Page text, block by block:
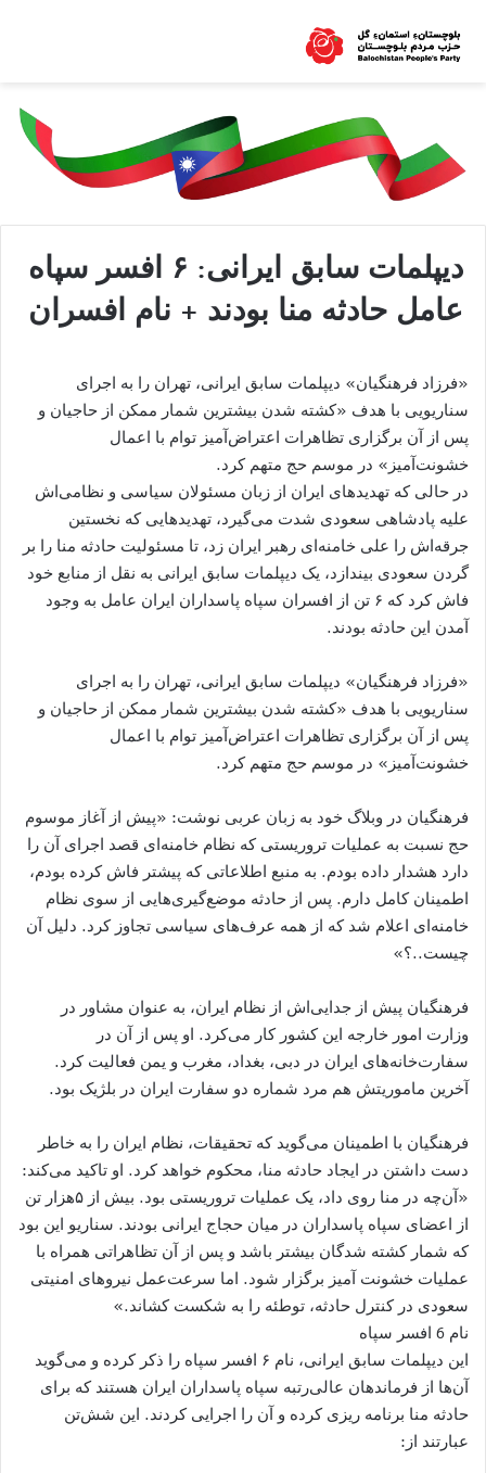
دیپلمات سابق ایرانی: ۶ افسر سپاه
عامل حادثه منا بودند + نام افسران
«فرزاد فرهنگیان» دیپلمات سابق ایرانی، تهران را به اجرای
سناریویی با هدف «کشته شدن بیشترین شمار ممکن از حاجیان و
پس از آن برگزاری تظاهرات اعتراض‌آمیز توام با اعمال
خشونت‌آمیز» در موسم حج متهم کرد.
در حالی که تهدیدهای ایران از زبان مسئولان سیاسی و نظامی‌اش
علیه پادشاهی سعودی شدت می‌گیرد، تهدیدهایی که نخستین
جرقه‌اش را علی خامنه‌ای رهبر ایران زد، تا مسئولیت حادثه منا را بر
گردن سعودی بیندازد، یک دیپلمات سابق ایرانی به نقل از منابع خود
فاش کرد که ۶ تن از افسران سپاه پاسداران ایران عامل به وجود
آمدن این حادثه بودند.
«فرزاد فرهنگیان» دیپلمات سابق ایرانی، تهران را به اجرای
سناریویی با هدف «کشته شدن بیشترین شمار ممکن از حاجیان و
پس از آن برگزاری تظاهرات اعتراض‌آمیز توام با اعمال
خشونت‌آمیز» در موسم حج متهم کرد.
فرهنگیان در وبلاگ خود به زبان عربی نوشت: «پیش از آغاز موسوم
حج نسبت به عملیات تروریستی که نظام خامنه‌ای قصد اجرای آن را
دارد هشدار داده بودم. به منبع اطلاعاتی که پیشتر فاش کرده بودم،
اطمینان کامل دارم. پس از حادثه موضع‌گیری‌هایی از سوی نظام
خامنه‌ای اعلام شد که از همه عرف‌های سیاسی تجاوز کرد. دلیل آن
چیست..؟»
فرهنگیان پیش از جدایی‌اش از نظام ایران، به عنوان مشاور در
وزارت امور خارجه این کشور کار می‌کرد. او پس از آن در
سفارت‌خانه‌های ایران در دبی، بغداد، مغرب و یمن فعالیت کرد.
آخرین ماموریتش هم مرد شماره دو سفارت ایران در بلژیک بود.
فرهنگیان با اطمینان می‌گوید که تحقیقات، نظام ایران را به خاطر
دست داشتن در ایجاد حادثه منا، محکوم خواهد کرد. او تاکید می‌کند:
«آن‌چه در منا روی داد، یک عملیات تروریستی بود. بیش از ۵هزار تن
از اعضای سپاه پاسداران در میان حجاج ایرانی بودند. سناریو این بود
که شمار کشته شدگان بیشتر باشد و پس از آن تظاهراتی همراه با
عملیات خشونت آمیز برگزار شود. اما سرعت‌عمل نیروهای امنیتی
سعودی در کنترل حادثه، توطئه را به شکست کشاند.»
نام 6 افسر سپاه
این دیپلمات سابق ایرانی، نام ۶ افسر سپاه را ذکر کرده و می‌گوید
آن‌ها از فرماندهان عالی‌رتبه سپاه پاسداران ایران هستند که برای
حادثه منا برنامه ریزی کرده و آن را اجرایی کردند. این شش‌تن
عبارتند از: